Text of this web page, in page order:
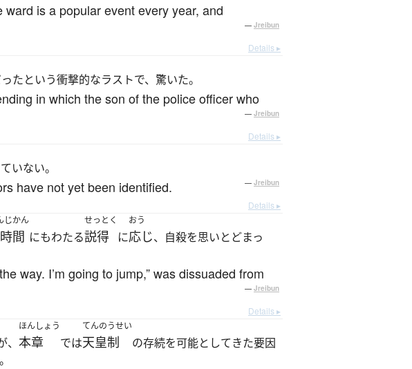
is a popular event every year, and
— Jreibun
Details ▸
たという衝撃的なラストで、驚いた。
in which the son of the police officer who
— Jreibun
Details ▸
いない。
have not yet been identified. — Jreibun
Details ▸
じかん
間 にもわたる
せっとく
説得 に
おう
応じ、自殺を思いとどまっ
way. I’m going to jump,” was dissuaded from
— Jreibun
Details ▸
ほんしょう
本章 では
てんのうせい
天皇制
の存続を可能としてきた要因